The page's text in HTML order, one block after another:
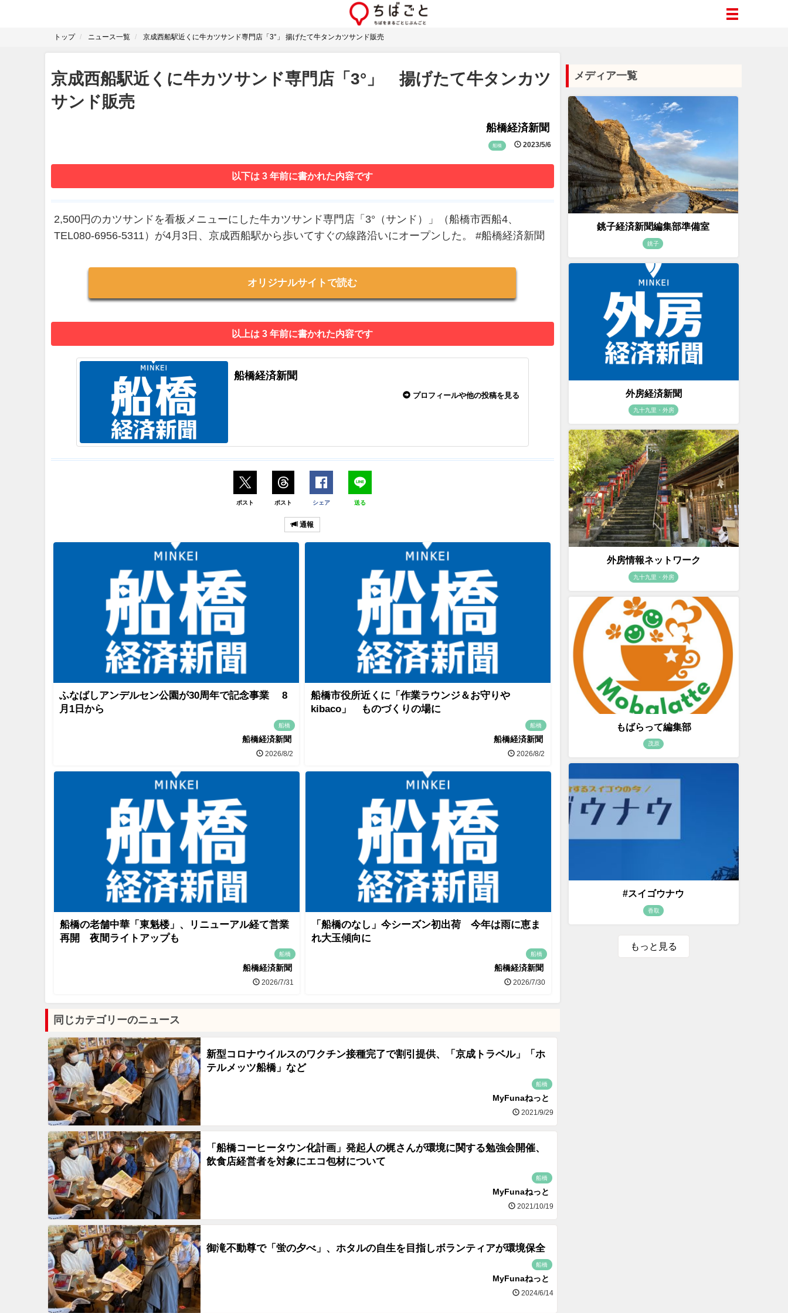
トップ ニュース一覧 京成西船駅近くに牛カツサンド専門店「3°」 揚げたて牛タンカツサンド販売
京成西船駅近くに牛カツサンド専門店「3°」 揚げたて牛タンカツ
サンド販売
船橋経済新聞
船橋 2023/5/6
以下は 3 年前に書かれた内容です
2,500円のカツサンドを看板メニューにした牛カツサンド専門店「3°（サンド）」（船橋市西船4、
TEL080-6956-5311）が4月3日、京成西船駅から歩いてすぐの線路沿いにオープンした。 #船橋経済新聞
オリジナルサイトで読む
以上は 3 年前に書かれた内容です
船橋経済新聞
プロフィールや他の投稿を見る
ポスト ポスト シェア 送る
通報
ふなばしアンデルセン公園が30周年で記念事業 8
月1日から
船橋
船橋経済新聞
2026/8/2
船橋市役所近くに「作業ラウンジ＆お守りや
kibaco」 ものづくりの場に
船橋
船橋経済新聞
2026/8/2
船橋の老舗中華「東魁楼」、リニューアル経て営業
再開 夜間ライトアップも
船橋
船橋経済新聞
2026/7/31
「船橋のなし」今シーズン初出荷 今年は雨に恵ま
れ大玉傾向に
船橋
船橋経済新聞
2026/7/30
同じカテゴリーのニュース
新型コロナウイルスのワクチン接種完了で割引提供、「京成トラベル」「ホ
テルメッツ船橋」など
船橋
MyFunaねっと
2021/9/29
「船橋コーヒータウン化計画」発起人の梶さんが環境に関する勉強会開催、
飲食店経営者を対象にエコ包材について
船橋
MyFunaねっと
2021/10/19
御滝不動尊で「蛍の夕べ」、ホタルの自生を目指しボランティアが環境保全
船橋
MyFunaねっと
2024/6/14
メディア一覧
銚子経済新聞編集部準備室
銚子
外房経済新聞
九十九里・外房
外房情報ネットワーク
九十九里・外房
もばらって編集部
茂原
#スイゴウナウ
香取
もっと見る